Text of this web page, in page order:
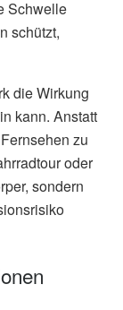
Schwelle
schützt,
die Wirkung
kann. Anstatt
zu
oder
sondern